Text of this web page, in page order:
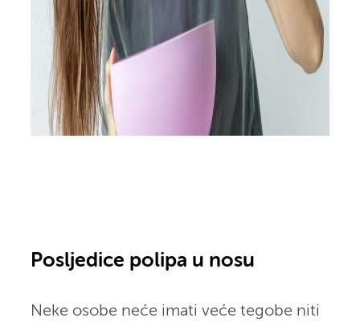
Posljedice polipa u nosu
Neke osobe neće imati veće tegobe niti